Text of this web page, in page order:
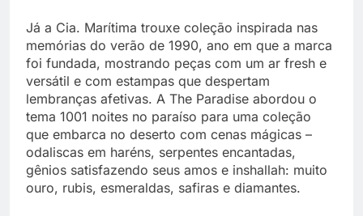
Já a Cia. Marítima trouxe coleção inspirada nas
memórias do verão de 1990, ano em que a marca
foi fundada, mostrando peças com um ar fresh e
versátil e com estampas que despertam
lembranças afetivas. A The Paradise abordou o
tema 1001 noites no paraíso para uma coleção
que embarca no deserto com cenas mágicas –
odaliscas em haréns, serpentes encantadas,
gênios satisfazendo seus amos e inshallah: muito
ouro, rubis, esmeraldas, safiras e diamantes.